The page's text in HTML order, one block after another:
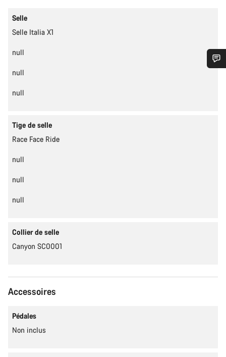
Selle
Selle Italia X1
null
null
null
Tige de selle
Race Face Ride
null
null
null
Collier de selle
Canyon SC0001
Accessoires
Pédales
Non inclus